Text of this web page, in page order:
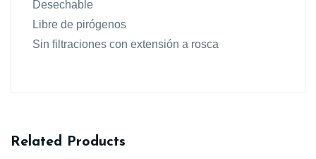
Desechable
Libre de pirógenos
Sin filtraciones con extensión a rosca
Related Products